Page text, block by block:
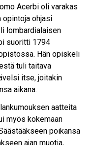
Acerbi oli varakas
opintoja ohjasi
lombardialaisen
suoritti 1794
Hän opiskeli
tuli taitava
itse, joitakin
aikana.
aatteita
myös kokemaan
poikansa
ajan muotia,